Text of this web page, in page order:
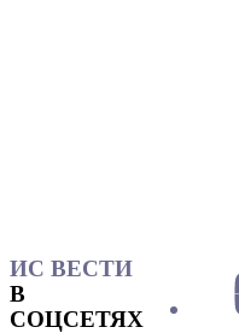
ИС ВЕСТИ
В
СОЦСЕТЯХ